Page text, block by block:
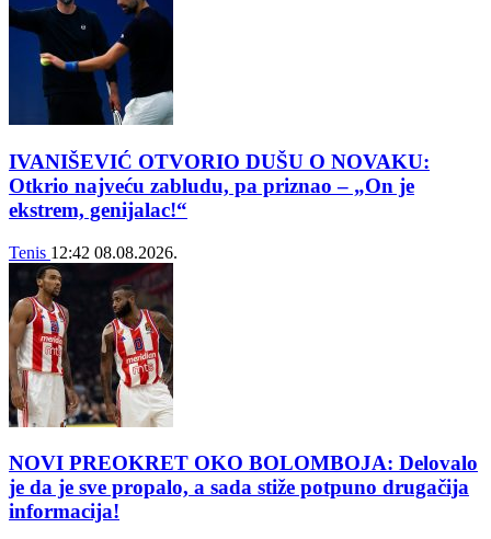
IVANIŠEVIĆ OTVORIO DUŠU O NOVAKU:
Otkrio najveću zabludu, pa priznao – „On je
ekstrem, genijalac!“
Tenis 12:42 08.08.2026.
NOVI PREOKRET OKO BOLOMBOJA: Delovalo
je da je sve propalo, a sada stiže potpuno drugačija
informacija!